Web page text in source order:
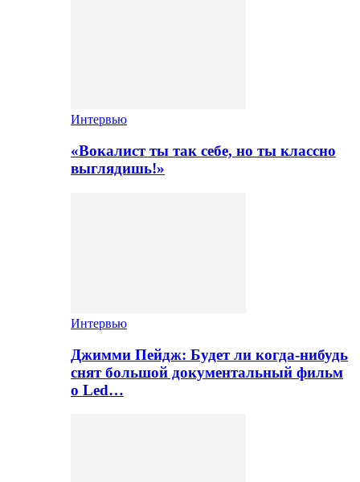
Интервью
«Вокалист ты так себе, но ты классно
выглядишь!»
Интервью
Джимми Пейдж: Будет ли когда-нибудь
снят большой документальный фильм
о Led…